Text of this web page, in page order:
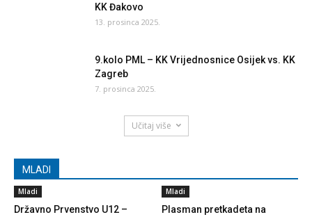
KK Đakovo
13. prosinca 2025.
9.kolo PML – KK Vrijednosnice Osijek vs. KK
Zagreb
7. prosinca 2025.
Učitaj više
MLADI
Mladi
Državno Prvenstvo U12 –
Mladi
Plasman pretkadeta na